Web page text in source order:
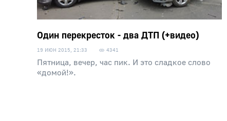
Один перекресток - два ДТП (+видео)
19 ИЮН 2015, 21:33 4341
Пятница, вечер, час пик. И это сладкое слово
«домой!».